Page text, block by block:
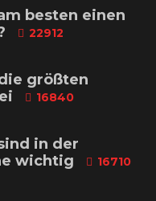
besten einen
22912
größten
16840
in der
wichtig
16710